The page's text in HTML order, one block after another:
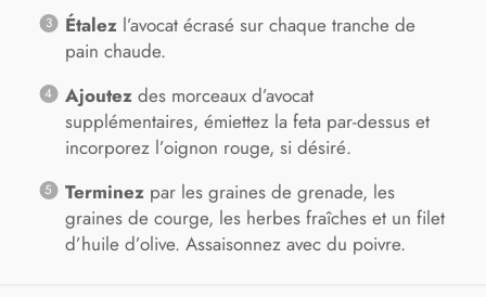
Étalezl’avocat écrasé sur chaque tranche de
pain chaude.
Ajoutezdes morceaux d’avocat
supplémentaires, émiettez la feta par-dessus et
incorporez l’oignon rouge, si désiré.
Terminezpar les graines de grenade, les
graines de courge, les herbes fraîches et un filet
d’huile d’olive. Assaisonnez avec du poivre.